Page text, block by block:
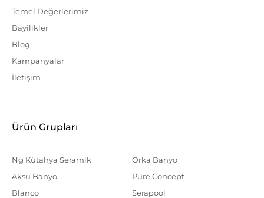
Temel Değerlerimiz
Bayilikler
Blog
Kampanyalar
İletişim
Ürün Grupları
Ng Kütahya Seramik
Aksu Banyo
Blanco
Orka Banyo
Pure Concept
Serapool